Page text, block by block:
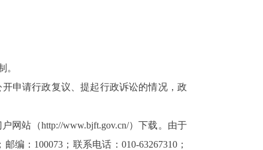
。
申请行政复议、提起行政诉讼的情况，政
网站（http://www.bjft.gov.cn/）下载。由于
：100073；联系电话：010-63267310；